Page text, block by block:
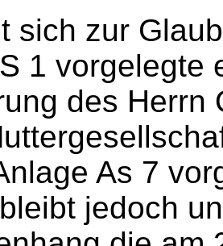
sich zur
1 vorgelegte
des Herrn
As 7
jedoch